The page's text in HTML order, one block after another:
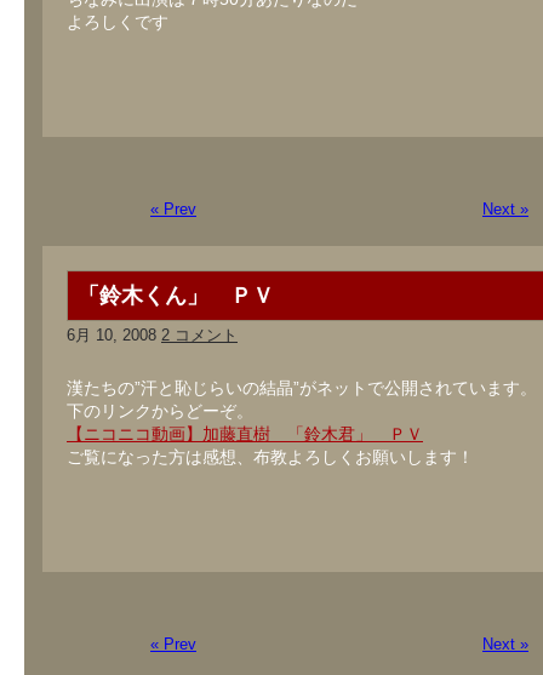
よろしくです
« Prev Next »
「鈴木くん」 ＰＶ
6月 10, 2008 2 コメント
漢たちの”汗と恥じらいの結晶”がネットで公開されています。
下のリンクからどーぞ。
【ニコニコ動画】加藤直樹 「鈴木君」 ＰＶ
ご覧になった方は感想、布教よろしくお願いします！
« Prev Next »